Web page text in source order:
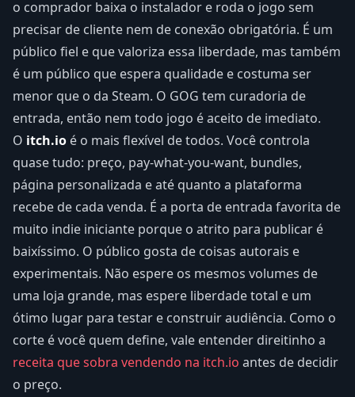
o comprador baixa o instalador e roda o jogo sem
precisar de cliente nem de conexão obrigatória. É um
público fiel e que valoriza essa liberdade, mas também
é um público que espera qualidade e costuma ser
menor que o da Steam. O GOG tem curadoria de
entrada, então nem todo jogo é aceito de imediato.
O itch.io é o mais flexível de todos. Você controla
quase tudo: preço, pay-what-you-want, bundles,
página personalizada e até quanto a plataforma
recebe de cada venda. É a porta de entrada favorita de
muito indie iniciante porque o atrito para publicar é
baixíssimo. O público gosta de coisas autorais e
experimentais. Não espere os mesmos volumes de
uma loja grande, mas espere liberdade total e um
ótimo lugar para testar e construir audiência. Como o
corte é você quem define, vale entender direitinho a
receita que sobra vendendo na itch.io antes de decidir
o preço.